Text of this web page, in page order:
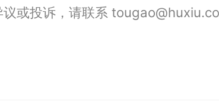
或投诉，请联系